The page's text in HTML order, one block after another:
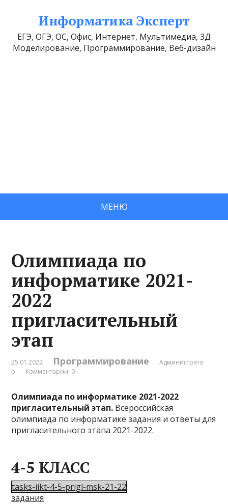
Информатика Эксперт
ЕГЭ, ОГЭ, ОС, Офис, Интернет, Мультимедиа, 3Д
Моделирование, Программирование, Веб-дизайн
МЕНЮ
Олимпиада по
информатике 2021-
2022
пригласительный
этап
25.01.2022 Программирование
Администрато
р
Комментарии: 0
Олимпиада по информатике 2021-2022
пригласительный этап. Всероссийская
олимпиада по информатике задания и ответы для
пригласительного этапа 2021-2022.
4-5 КЛАСС
tasks-iikt-4-5-prigl-msk-21-22
задания